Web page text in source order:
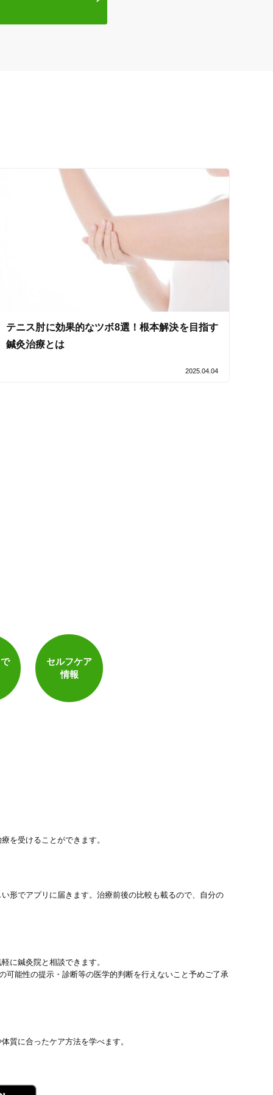
セルフケアアドバイス
テニス肘に効果的なツボ8選！根本解決を目指す
鍼灸治療とは
2025.04.04
セルフケア
情報
を受けることができます。
形でアプリに届きます。治療前後の比較も載るので、自分の
に鍼灸院と相談できます。
能性の提示・診断等の医学的判断を行えないこと予めご了承
質に合ったケア方法を学べます。